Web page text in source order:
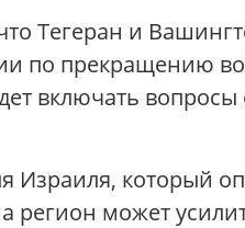
Тегеран и
по прекращению
включать
который
регион может